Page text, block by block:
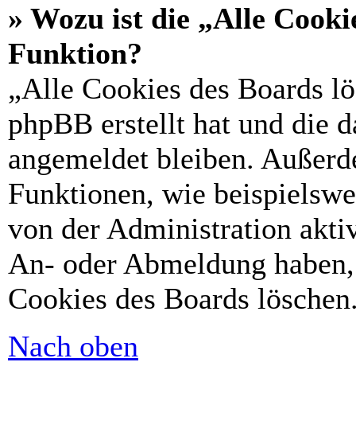
» Wozu ist die „Alle
Funktion?
„Alle Cookies des Boards
phpBB erstellt hat und die
angemeldet bleiben.
Funktionen, wie
von der Administration
An- oder Abmeldung
Cookies des Boards
Nach oben